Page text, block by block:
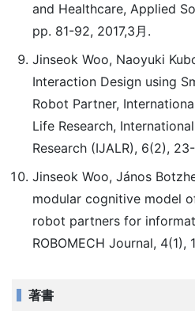
and Healthcare, Applied
pp. 81-92, 2017,3月.
Jinseok Woo, Naoyuki
Interaction Design using
Robot Partner,
Life Research,
Research (IJALR), 6(2),
Jinseok Woo, János
modular cognitive model
robot partners for
ROBOMECH Journal, 4(1),
著書